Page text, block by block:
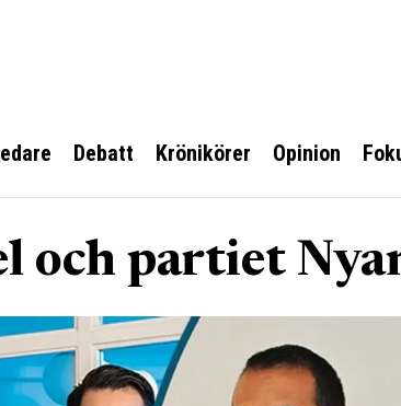
Debatt Krönikörer Opinion
och partiet